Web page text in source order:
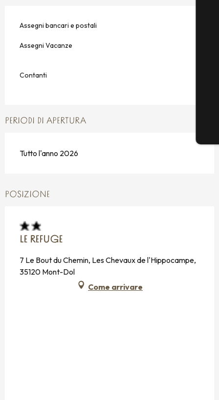
Assegni bancari e postali
Assegni Vacanze
Contanti
PERIODI DI APERTURA
Tutto l'anno 2026
POSIZIONE
LE REFUGE
7 Le Bout du Chemin, Les Chevaux de l'Hippocampe,
35120 Mont-Dol
Come arrivare